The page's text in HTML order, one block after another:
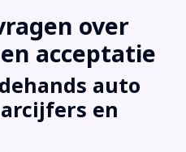
over
acceptatie
auto
en